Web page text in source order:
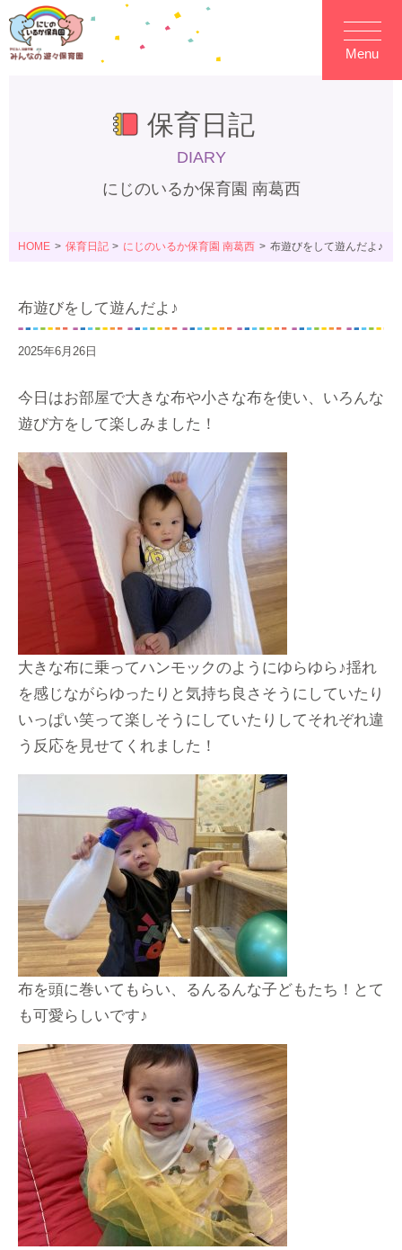
Menu
保育日記
DIARY
にじのいるか保育園 南葛西
HOME 保育日記 にじのいるか保育園 南葛西 布遊びをして遊んだよ♪
布遊びをして遊んだよ♪
2025年6月26日
今日はお部屋で大きな布や小さな布を使い、いろんな
遊び方をして楽しみました！
大きな布に乗ってハンモックのようにゆらゆら♪揺れ
を感じながらゆったりと気持ち良さそうにしていたり
いっぱい笑って楽しそうにしていたりしてそれぞれ違
う反応を見せてくれました！
布を頭に巻いてもらい、るんるんな子どもたち！とて
も可愛らしいです♪